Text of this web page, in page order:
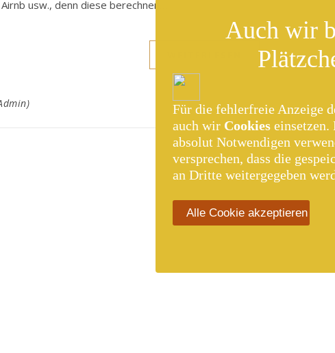
usw., denn diese berechnen…
Auch wir
Für die fehlerfreie Anzeige
auch wir Cookies einsetzen.
absolut Notwendigen
versprechen, dass die
an Dritte weitergegeben
Alle Cookie akzeptieren